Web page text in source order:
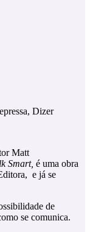
Dizer
Matt
Smart, é uma obra
e já se
de
se comunica.